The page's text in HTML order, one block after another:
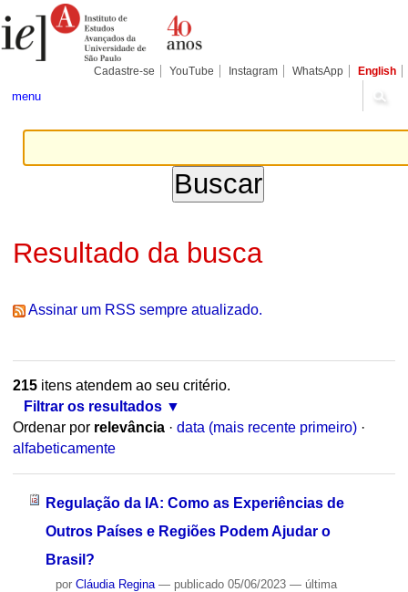
para
conteúdo.
Pessoais
Cadastre-se YouTube Instagram WhatsApp English
menu
Resultado da busca
Assinar um RSS sempre atualizado.
215itens atendem ao seu critério.
Filtrar os resultados
Ordenar por relevância · data (mais recente primeiro) ·
alfabeticamente
Regulação da IA: Como as Experiências de
Outros Países e Regiões Podem Ajudar o
Brasil?
por Cláudia Regina — publicado05/06/2023 — última